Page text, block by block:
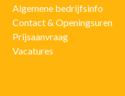
Algemene bedrijfsinfo
Contact & Openingsuren
Prijsaanvraag
Vacatures